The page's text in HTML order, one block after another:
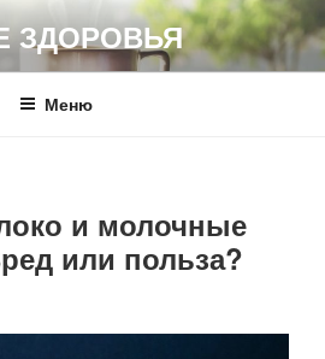
ЗДОРОВЬЯ
Меню
и молочные
или польза?